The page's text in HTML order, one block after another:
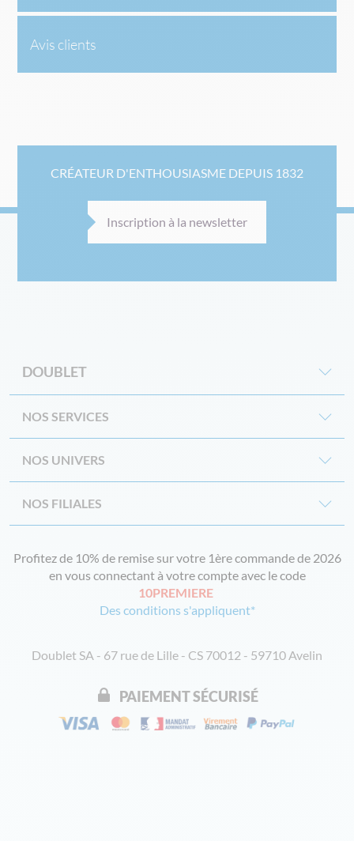
Avis clients
CRÉATEUR D'ENTHOUSIASME DEPUIS 1832
Inscription à la newsletter
DOUBLET
NOS SERVICES
NOS UNIVERS
NOS FILIALES
Profitez de 10% de remise sur votre 1ère commande de 2026
en vous connectant à votre compte avec le code
10PREMIERE
Des conditions s'appliquent*
Doublet SA - 67 rue de Lille - CS 70012 - 59710 Avelin
PAIEMENT SÉCURISÉ